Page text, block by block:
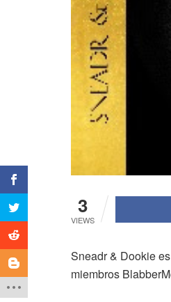
3
VIEWS
Sneadr & Dookie
miembros